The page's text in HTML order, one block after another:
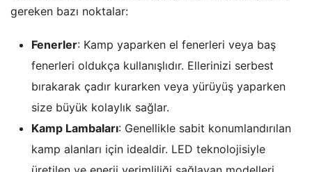
gereken bazı noktalar:
Fenerler: Kamp yaparken el fenerleri veya baş
fenerleri oldukça kullanışlıdır. Ellerinizi serbest
bırakarak çadır kurarken veya yürüyüş yaparken
size büyük kolaylık sağlar.
Kamp Lambaları: Genellikle sabit konumlandırılan
kamp alanları için idealdir. LED teknolojisiyle